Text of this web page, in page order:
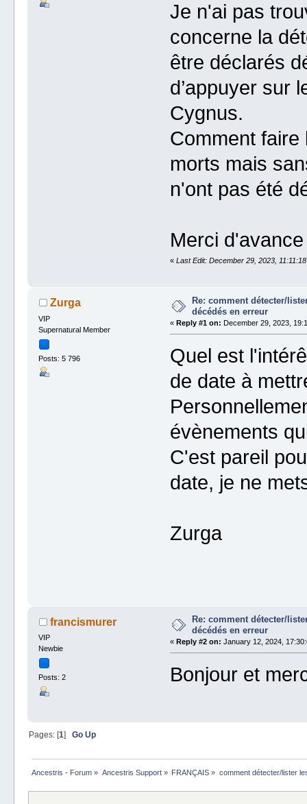
Je n'ai pas
concerne la
être déclarés
d’appuyer sur
Cygnus.
Comment faire
morts mais
n'ont pas été
Merci d'avance
« Last Edit: December 29, 2023,
Zurga
VIP
Supernatural Member
Posts: 5 796
Re: comment détecter/
décédés en erreur
« Reply #1 on: December 29, 2023,
Quel est
de date à
évènements
C'est pareil
date, je ne
Zurga
francismurer
VIP
Newbie
Posts: 2
Re: comment détecter/
décédés en erreur
« Reply #2 on: January 12, 2024,
Bonjour et
Pages: [1] Go Up
Ancestris - Forum » Ancestris Support» FRANÇAIS » comment détecter/lister